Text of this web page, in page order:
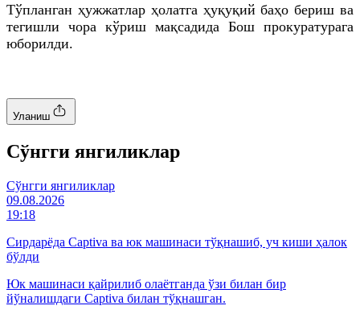
Тўпланган ҳужжатлар ҳолатга ҳуқуқий баҳо бериш ва
тегишли чора кўриш мақсадида Бош прокуратурага
юборилди.
Уланиш
Cўнгги янгиликлар
Cўнгги янгиликлар
09.08.2026
19:18
Сирдарёда Captiva ва юк машинаси тўқнашиб, уч киши ҳалок
бўлди
Юк машинаси қайрилиб олаётганда ўзи билан бир
йўналишдаги Captiva билан тўқнашган.